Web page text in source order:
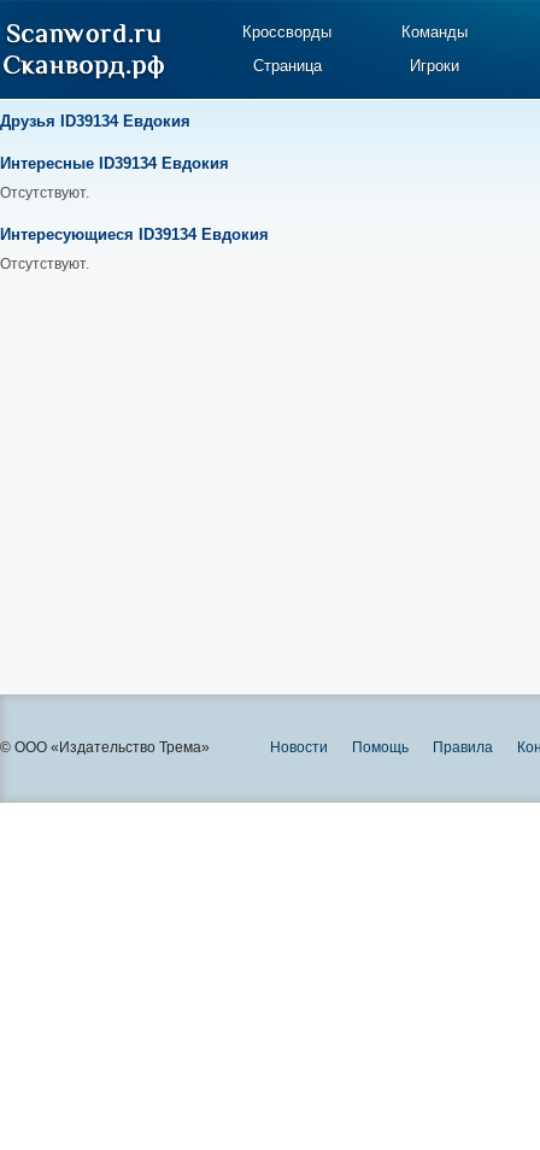
Кроссворды
Команды
Страница
Игроки
Друзья ID39134 Евдокия
Интересные ID39134 Евдокия
Отсутствуют.
Интересующиеся ID39134 Евдокия
Отсутствуют.
© ООО «Издательство Трема» Новости Помощь Правила